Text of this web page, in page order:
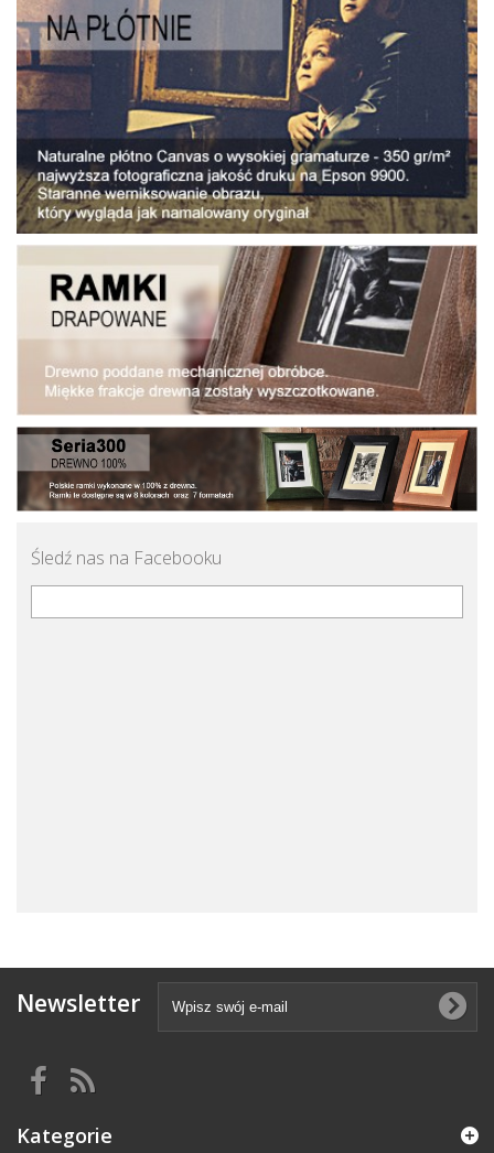
Śledź nas na Facebooku
Newsletter
Kategorie